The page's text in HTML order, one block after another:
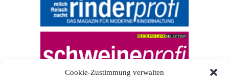
Cookie-Zustimmung verwalten